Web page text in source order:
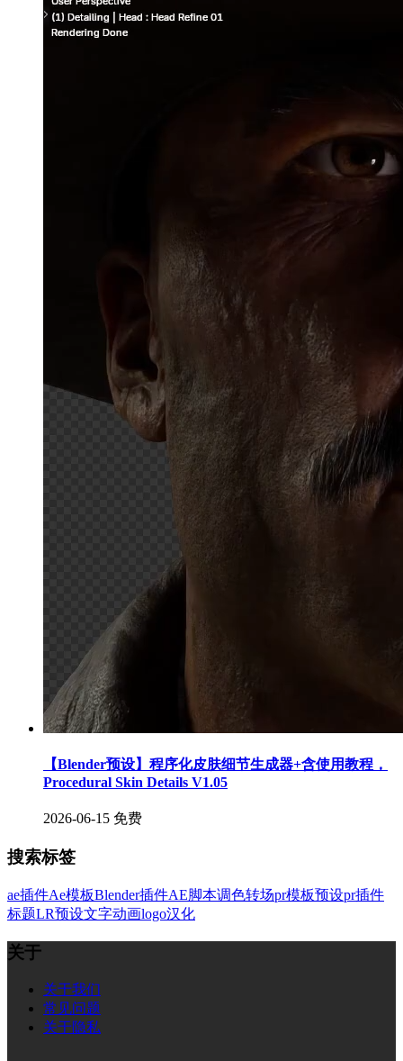
【Blender预设】程序化皮肤细节生成器+含使用教程，
Procedural Skin Details V1.05
2026-06-15 免费
搜索标签
ae插件Ae模板Blender插件AE脚本调色转场pr模板预设pr插件
标题LR预设文字动画logo汉化
关于
关于我们
常见问题
关于隐私